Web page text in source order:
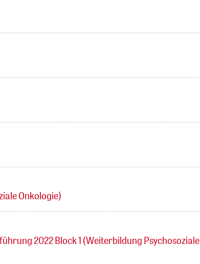
Onkologie)
2022 Block 1 (Weiterbildung Psychosoziale